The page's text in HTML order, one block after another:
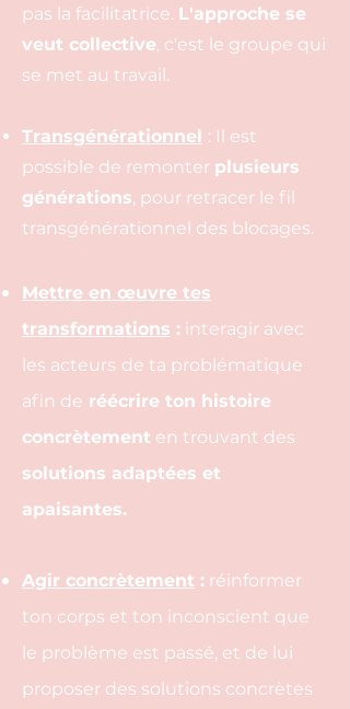
pas la facilitatrice. L'approche se
veut collective, c'est le groupe qui
se met au travail.
Transgénérationnel : Il est
possible de remonter plusieurs
générations, pour retracer le fil
transgénérationnel des blocages.
Mettre en œuvre tes
transformations : interagir avec
les acteurs de ta problématique
afin de réécrire ton histoire
concrètement en trouvant des
solutions adaptées et
apaisantes.
Agir concrètement : réinformer
ton corps et ton inconscient que
le problème est passé, et de lui
proposer des solutions concrètes